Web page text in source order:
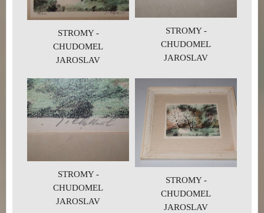
STROMY -
CHUDOMEL
JAROSLAV
STROMY -
CHUDOMEL
JAROSLAV
STROMY -
CHUDOMEL
JAROSLAV
STROMY -
CHUDOMEL
JAROSLAV